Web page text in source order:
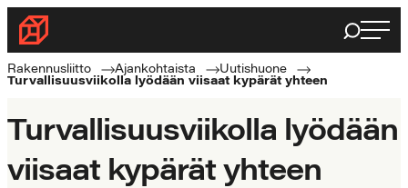
Siirry
suoraan
sisältöön
Rakennusliitto
Rakennusalan
ammattilaisten
Haku
Rakennusliitto Ajankohtaista
Uutishuone
Turvallisuusviikolla lyödään viisaat kypärät yhteen
Turvallisuusviikolla lyödään
viisaat kypärät yhteen